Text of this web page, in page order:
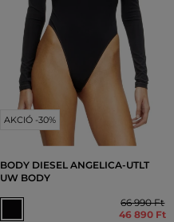
AKCIÓ -30%
BODY DIESEL ANGELICA-UTLT
UW BODY
66 990 Ft
46 890 Ft